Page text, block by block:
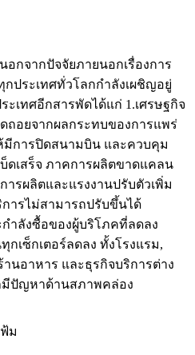
อกจากปัจจัยภายนอกเรื่องการ
ประเทศทั่วโลกกำลังเผชิญอยู่
เทศอีกสารพัดได้แก่ 1.เศรษฐกิจ
ถอยจากผลกระทบของการแพร่
มีการปิดสนามบิน และควบคุม
บ็ดเสร็จ ภาคการผลิตขาดแคลน
รผลิตและแรงงานปรับตัวเพิ่ม
ารไม่สามารถปรับขึ้นได้
ำลังซื้อของผู้บริโภคที่ลดลง
กเซ็กเตอร์ลดลง ทั้งโรงแรม,
นอาหาร และธุรกิจบริการต่าง
มีปัญหาด้านสภาพคล่อง
ม